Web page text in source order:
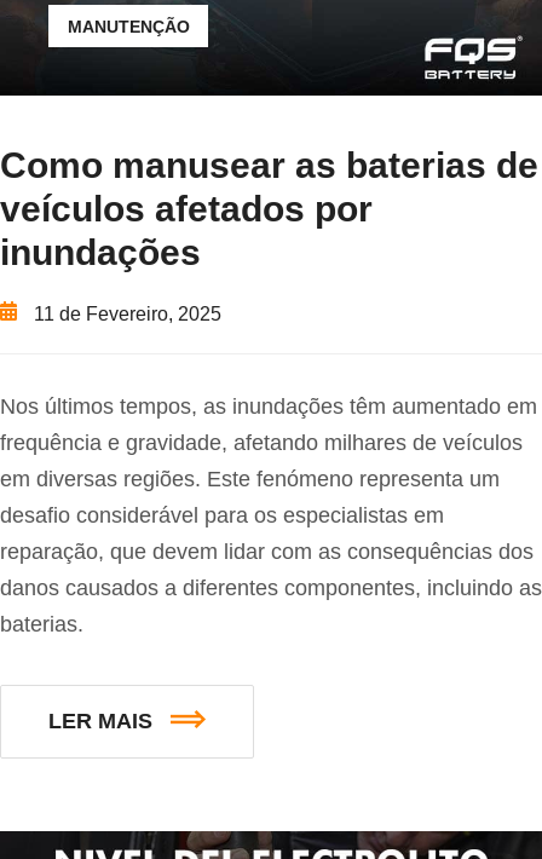
MANUTENÇÃO
Como manusear as baterias de
veículos afetados por
inundações
11 de Fevereiro, 2025
Nos últimos tempos, as inundações têm aumentado em
frequência e gravidade, afetando milhares de veículos
em diversas regiões. Este fenómeno representa um
desafio considerável para os especialistas em
reparação, que devem lidar com as consequências dos
danos causados a diferentes componentes, incluindo as
baterias.
LER MAIS